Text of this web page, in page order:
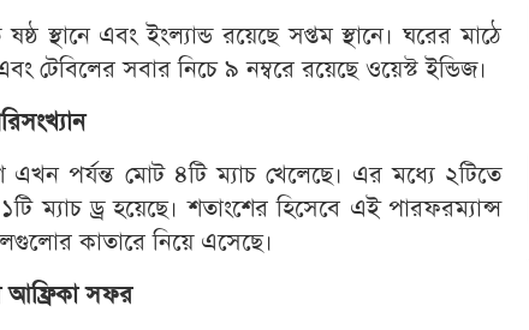
স্থানে এবং ইংল্যান্ড রয়েছে সপ্তম স্থানে। ঘরের মাঠে
টেবিলের সবার নিচে ৯ নম্বরে রয়েছে ওয়েস্ট ইন্ডিজ।
এখন পর্যন্ত মোট ৪টি ম্যাচ খেলেছে। এর মধ্যে ২টিতে
ম্যাচ ড্র হয়েছে। শতাংশের হিসেবে এই পারফরম্যান্স
কাতারে নিয়ে এসেছে।
আফ্রিকা সফর